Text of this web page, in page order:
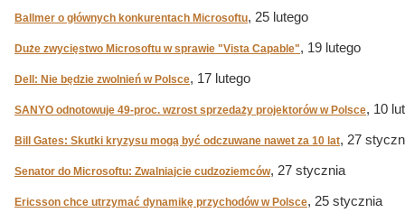
Ballmer o głównych konkurentach Microsoftu, 25 lutego
Duże zwycięstwo Microsoftu w sprawie "Vista Capable", 19 lutego
Dell: Nie będzie zwolnień w Polsce, 17 lutego
SANYO odnotowuje 49-proc. wzrost sprzedaży projektorów w Polsce, 10
Bill Gates: Skutki kryzysu mogą być odczuwane nawet za 10 lat, 27
Senator do Microsoftu: Zwalniajcie cudzoziemców, 27 stycznia
Ericsson chce utrzymać dynamikę przychodów w Polsce, 25 stycznia